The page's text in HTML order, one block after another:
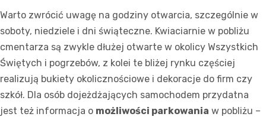
Warto zwrócić uwagę na godziny otwarcia, szczególnie w
soboty, niedziele i dni świąteczne. Kwiaciarnie w pobliżu
cmentarza są zwykle dłużej otwarte w okolicy Wszystkich
Świętych i pogrzebów, z kolei te bliżej rynku częściej
realizują bukiety okolicznościowe i dekoracje do firm czy
szkół. Dla osób dojeżdżających samochodem przydatna
jest też informacja o możliwości parkowania w pobliżu –